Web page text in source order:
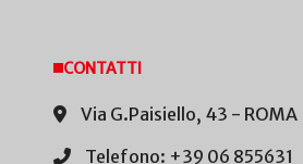
CONTATTI
Via G.Paisiello, 43 - ROMA
Telefono: +39 06 855631